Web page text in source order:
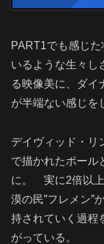
PART1でも感じ
いるような生々し
る映像美に、ダイ
が半端ない感じを
デイヴィッド・リ
で描かれたポール
に。 実に2倍以上
漠の民”フレメン”
持されていく過程
がっている。